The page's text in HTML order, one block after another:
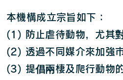
本機構成立宗旨如下：
(1) 防止虐待動物，尤其
(2) 透過不同媒介來加強
(3) 提倡兩棲及爬行動物